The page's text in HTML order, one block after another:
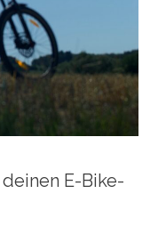
E-Bike-